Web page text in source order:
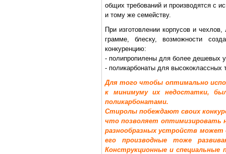
общих требований и производятся с
и тому же семейству.
При изготовлении корпусов и
грамме, блеску, возможности
конкуренцию:
- полипропилены для более дешевых
- поликарбонаты для высококлассных
Для того чтобы оптимально
к минимуму их недостатки,
поликарбонатами.
Стиролы побеждают своих
что позволяет оптимизировать
разнообразных устройств может
его производные тоже
Конструкционные и специальные